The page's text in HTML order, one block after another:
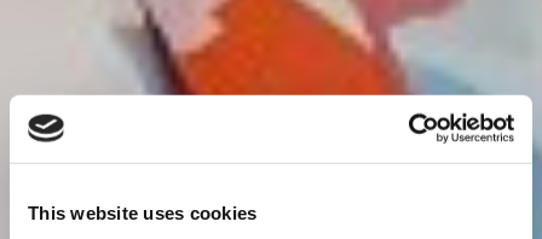
This website uses cookies